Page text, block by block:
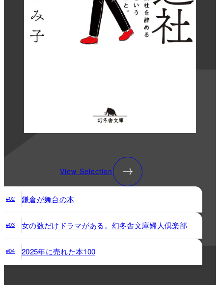
View Selection
#02 鎌倉が舞台の本
#03 女の数だけドラマがある。幻冬舎文庫婦人倶楽部
#04 2025年に売れた本100